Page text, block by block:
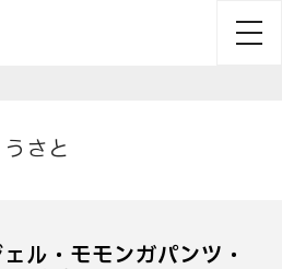
うさと
ル・モモンガパンツ・